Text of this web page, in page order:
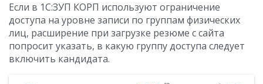
Если в 1С:ЗУП КОРП используют ограничение
доступа на уровне записи по группам физических
лиц, расширение при загрузке резюме с сайта
попросит указать, в какую группу доступа следует
включить кандидата.